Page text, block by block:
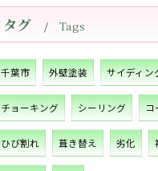
タグ Tags
千葉市 外壁塗装 サイディン
チョーキング シーリング コ
ひび割れ 葺き替え 劣化